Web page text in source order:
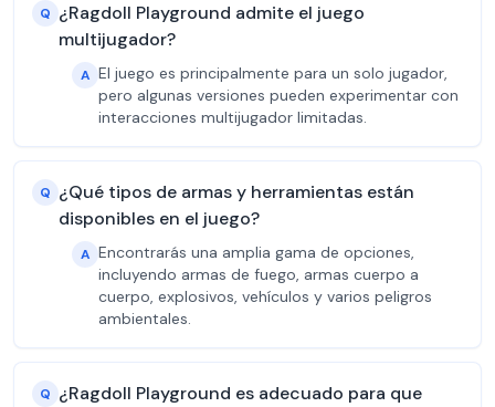
Q ¿Ragdoll Playground admite el juego
multijugador?
A El juego es principalmente para un solo jugador,
pero algunas versiones pueden experimentar con
interacciones multijugador limitadas.
Q ¿Qué tipos de armas y herramientas están
disponibles en el juego?
A Encontrarás una amplia gama de opciones,
incluyendo armas de fuego, armas cuerpo a
cuerpo, explosivos, vehículos y varios peligros
ambientales.
Q ¿Ragdoll Playground es adecuado para que